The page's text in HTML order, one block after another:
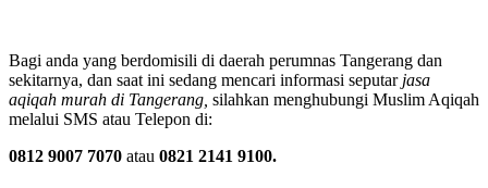
Bagi anda yang berdomisili di daerah perumnas Tangerang dan
sekitarnya, dan saat ini sedang mencari informasi seputar jasa
aqiqah murah di Tangerang, silahkan menghubungi Muslim Aqiqah
melalui SMS atau Telepon di:
0812 9007 7070 atau 0821 2141 9100.